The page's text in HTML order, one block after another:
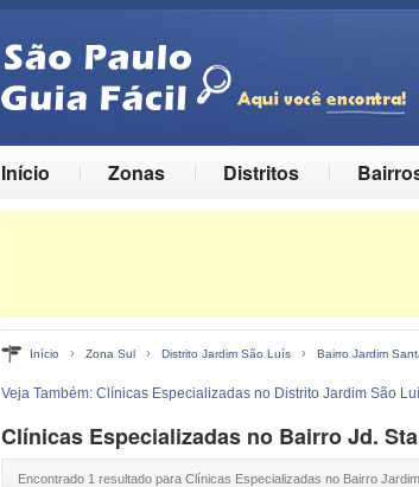
Início Zonas Distritos
Início › Zona Sul › Distrito Jardim São Luís › Bairro Jardim
Veja Também: Clínicas Especializadas no Distrito Jardim São
Clínicas Especializadas no Bairro Jd.
Encontrado 1 resultado para Clínicas Especializadas no Bairro